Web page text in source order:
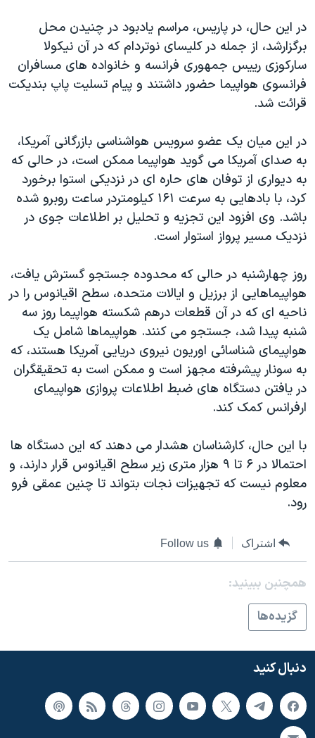
چهل سال گروگان‌گیری
قانون شفافیت دارائی کادر رهبری ایران
اعتراضات مردمی آبان ۹۸
اسرائیل در جنگ
نرگس محمدی برنده جایزه نوبل صلح
همایش محافظه‌کاران آمریکا «سی‌پک»
صفحه‌های ویژه
سفر پرزیدنت ترامپ به چین
در این حال، در پاریس، مراسم یادبود در چنیدن محل
برگزارشد، از جمله در کلیسای نوتردام که در آن نیکولا
سارکوزی رییس جمهوری فرانسه و خانواده های مسافران
فرانسوی هواپیما حضور داشتند و پیام تسلیت پاپ بندیکت
قرائت شد.
در این میان یک عضو سرویس هواشناسی بازرگانی آمریکا،
به صدای آمریکا می گوید هواپیما ممکن است، در حالی که
به دیواری از توفان های حاره ای در نزدیکی استوا برخورد
کرد، با بادهایی به سرعت ۱۶۱ کیلومتردر ساعت روبرو شده
باشد. وی افزود این تجزیه و تحلیل بر اطلاعات جوی در
نزدیک مسیر پرواز استوار است.
روز چهارشنبه در حالی که محدوده جستجو گسترش یافت،
هواپیماهایی از برزیل و ایالات متحده، سطح اقیانوس را در
ناحیه ای که در آن قطعات درهم شکسته هواپیما روز سه
شنبه پیدا شد، جستجو می کنند. هواپیماها شامل یک
هواپیمای شناسائی اوریون نیروی دریایی آمریکا هستند، که
به سونار پیشرفته مجهز است و ممکن است به تحقیقگران
در یافتن دستگاه های ضبط اطلاعات پروازی هواپیمای
ارفرانس کمک کند.
با این حال، کارشناسان هشدار می دهند که این دستگاه ها
احتمالا در ۶ تا ۹ هزار متری زیر سطح اقیانوس قرار دارند، و
معلوم نیست که تجهیزات نجات بتواند تا چنین عمقی فرو
رود.
اشتراک Follow us
همچنبن ببینید:
گزيده‌ها
دنبال کنید